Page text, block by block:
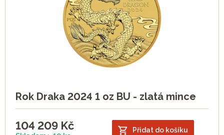
Rok Draka 2024 1 oz BU - zlatá mince
104 209 Kč Přidat do košíku